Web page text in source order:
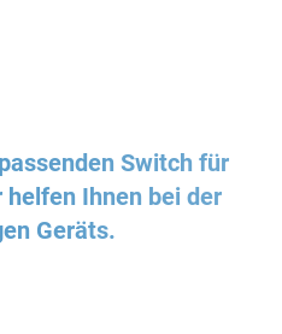
Switch für
helfen Ihnen bei der
Geräts.